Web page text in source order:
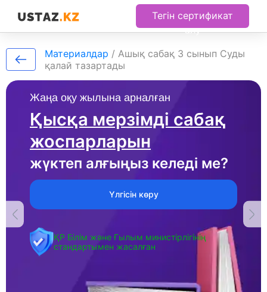
Тегін сертификат
алу
Жаңа оқу жылына арналған
Қысқа мерзімді сабақ
жоспарларын
жүктеп алғыңыз келеді ме?
Үлгісін көру
ҚР Білім және Ғылым министірлігінің
стандартымен жасалған
Материалдар / Ашық сабақ 3 сынып Суды
қалай тазартады